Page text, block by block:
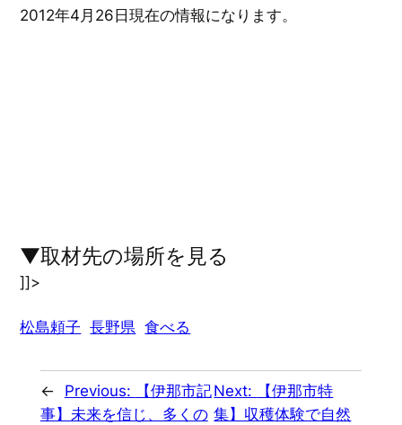
2012年4月26日現在の情報になります。
▼取材先の場所を見る
]]>
松島頼子 長野県 食べる
← Previous:
【伊那市記
事】未来を信じ、多くの
Next:
【伊那市特
集】収穫体験で自然